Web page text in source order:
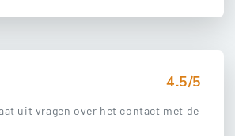
4.5/5
uit vragen over het contact met de